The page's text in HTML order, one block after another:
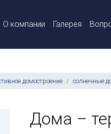
О компании Галерея
домостроение солнечные
Дома –